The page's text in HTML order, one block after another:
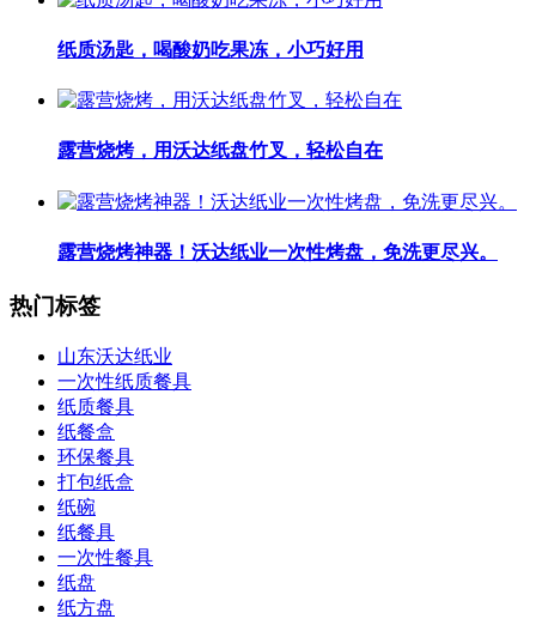
纸质汤匙，喝酸奶吃果冻，小巧好用
露营烧烤，用沃达纸盘竹叉，轻松自在
露营烧烤神器！沃达纸业一次性烤盘，免洗更尽兴。
热门标签
山东沃达纸业
一次性纸质餐具
纸质餐具
纸餐盒
环保餐具
打包纸盒
纸碗
纸餐具
一次性餐具
纸盘
纸方盘